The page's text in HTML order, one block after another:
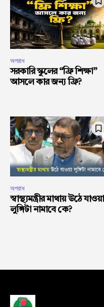
অপরাধ
সরকারি স্কুলের “ফ্রি শিক্ষা”
আসলে কার জন্য ফ্রি?
অপরাধ
স্বাস্থ্যমন্ত্রীর মাথায় উঠে যাওয়া
লুঙ্গিটা নামাবে কে?